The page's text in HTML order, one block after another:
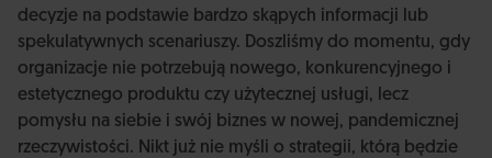
decyzje na podstawie bardzo skąpych informacji lub
spekulatywnych scenariuszy. Doszliśmy do momentu, gdy
organizacje nie potrzebują nowego, konkurencyjnego i
estetycznego produktu czy użytecznej usługi, lecz
pomysłu na siebie i swój biznes w nowej, pandemicznej
rzeczywistości. Nikt już nie myśli o strategii, którą będzie